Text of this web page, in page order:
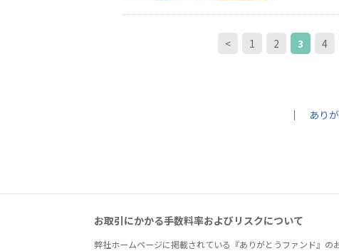
< 1 2 3 4
｜ あり
お取引にかかる手数料率およびリスクについて
弊社ホームページに掲載されている『ありがとうファンド』